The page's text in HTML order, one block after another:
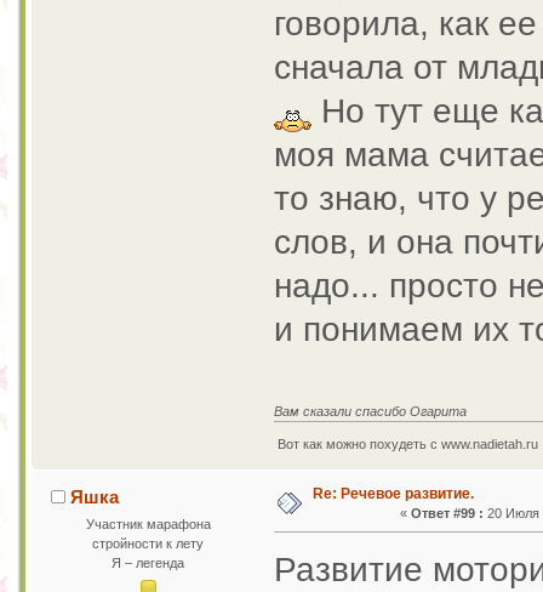
говорила, как
сначала от
Но тут еще
моя мама
то знаю, что у
слов, и она
надо... просто
и понимаем их
Вам сказали спасибо Огарита
Вот как можно похудеть с www.nadietah.ru
Яшка
Участник марафона
стройности к лету
Я – легенда
Re: Речевое развитие.
« Ответ #99 : 20 Июля
Развитие